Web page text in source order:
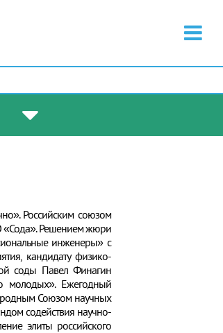
Российским союзом
«Сода». Решением жюри
инженеры» с
кандидату физико-
соды Павел Финагин
молодых». Ежегодный
Союзом научных
содействия научно-
элиты российского